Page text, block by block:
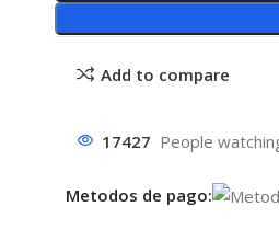
Add to compare
17427 People
Metodos de pago: